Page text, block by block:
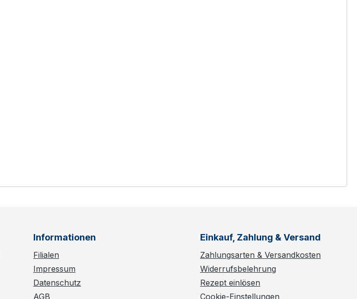
Informationen
Filialen
Impressum
Datenschutz
AGB
Einkauf, Zahlung & Versand
Zahlungsarten & Versandkosten
Widerrufsbelehrung
Rezept einlösen
Cookie-Einstellungen